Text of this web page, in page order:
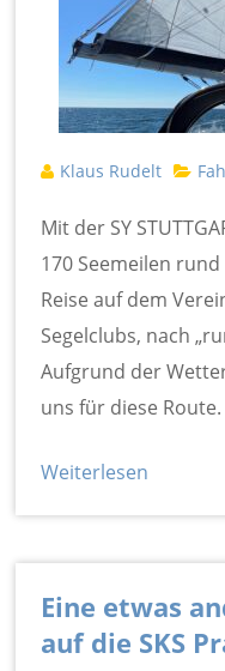
Klaus Rudelt
Mit der SY
170 Seemeilen
Reise auf dem
Segelclubs, nach
Aufgrund der
uns für diese
Weiterlesen
Eine etwas
auf die SKS